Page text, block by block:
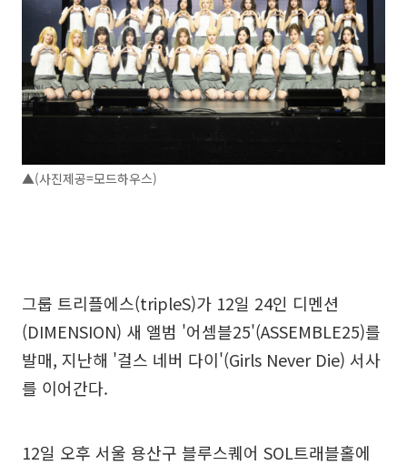
▲(사진제공=모드하우스)
그룹 트리플에스(tripleS)가 12일 24인 디멘션
(DIMENSION) 새 앨범 '어셈블25'(ASSEMBLE25)를
발매, 지난해 '걸스 네버 다이'(Girls Never Die) 서사
를 이어간다.
12일 오후 서울 용산구 블루스퀘어 SOL트래블홀에